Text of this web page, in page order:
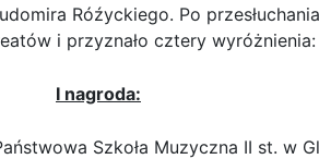
Róźyckiego. Po
i przyznało cztery wyróżnienia:
I nagroda:
Szkoła Muzyczna II st. w